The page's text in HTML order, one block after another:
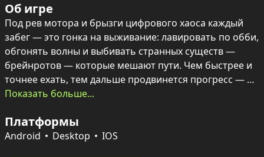
Об игре
Под рев мотора и брызги цифрового хаоса каждый
забег — это гонка на выживание: лавировать по обби,
обгонять волны и выбивать странных существ —
брейнротов — которые мешают пути. Чем быстрее и
точнее ехать, тем дальше продвинется прогресс —
система «+1 к скорости» делает каждую попытку
Выбор машины и грамотные апгрейды решают исход:
Показать больше...
Платформы
Android Desktop IOS